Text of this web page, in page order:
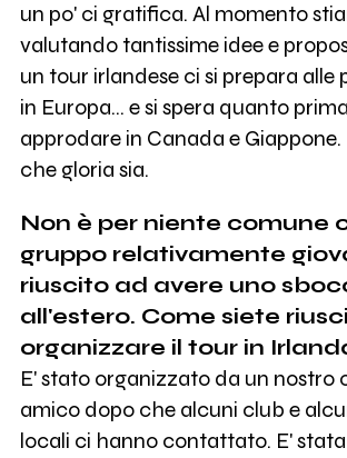
un po' ci gratifica. Al momento
valutando tantissime idee e
un tour irlandese ci si prepara alle
in Europa... e si spera quanto
approdare in Canada e Giappone.
che gloria sia.
Non è per niente comune
gruppo relativamente
riuscito ad avere uno
all'estero. Come siete
organizzare il tour in
E' stato organizzato da un nostro
amico dopo che alcuni club e
locali ci hanno contattato. E'